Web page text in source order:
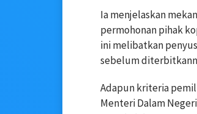
Ia menjelaskan
permohonan pihak
ini melibatkan
sebelum
Adapun kriteria
Menteri Dalam